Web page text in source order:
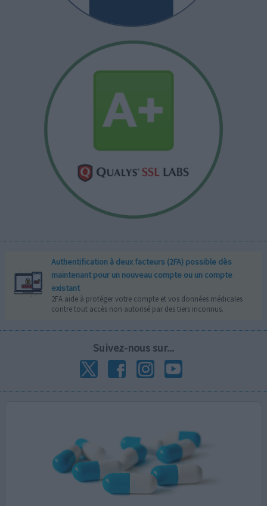
Authentification à deux facteurs (2FA) possible dès
maintenant pour un nouveau compte ou un compte
existant
2FA aide à protéger votre compte et vos données médicales
contre tout accès non autorisé par des tiers inconnus.
Suivez-nous sur...